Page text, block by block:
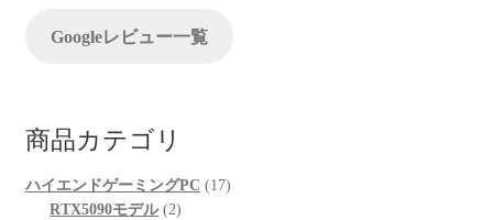
ンGoogleレビュー一覧
商品カテゴリ
ハイエンドゲーミングPC 1717
RTX5090モデル 22